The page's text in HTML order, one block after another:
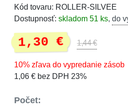
Kód tovaru: ROLLER-SILVEE
Dostupnosť: skladom 51 ks, do
1,30 € 1,44 €
10% zľava do vypredanie zásob
1,06 € bez DPH 23%
Počet: